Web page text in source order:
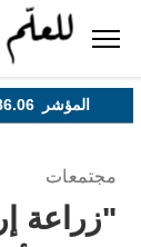
مجتمعات
"زراعة